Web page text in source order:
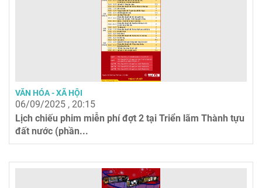
VĂN HÓA - XÃ HỘI
06/09/2025 , 20:15
Lịch chiếu phim miễn phí đợt 2 tại Triển lãm Thành tựu
đất nước (phần...